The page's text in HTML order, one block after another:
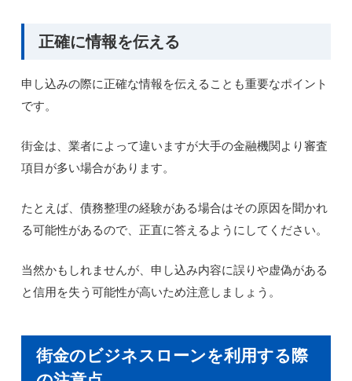
正確に情報を伝える
申し込みの際に正確な情報を伝えることも重要なポイント
です。
街金は、業者によって違いますが大手の金融機関より審査
項目が多い場合があります。
たとえば、債務整理の経験がある場合はその原因を聞かれ
る可能性があるので、正直に答えるようにしてください。
当然かもしれませんが、申し込み内容に誤りや虚偽がある
と信用を失う可能性が高いため注意しましょう。
街金のビジネスローンを利用する際